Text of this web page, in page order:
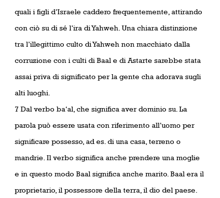
quali i figli d’Israele caddero frequentemente, attirando
con ciò su di sé l’ira di Yahweh. Una chiara distinzione
tra l’illegittimo culto di Yahweh non macchiato dalla
corruzione con i culti di Baal e di Astarte sarebbe stata
assai priva di significato per la gente cha adorava sugli
alti luoghi.
7 Dal verbo ba‘al, che significa aver dominio su. La
parola può essere usata con riferimento all’uomo per
significare possesso, ad es. di una casa, terreno o
mandrie. Il verbo significa anche prendere una moglie
e in questo modo Baal significa anche marito. Baal era il
proprietario, il possessore della terra, il dio del paese.